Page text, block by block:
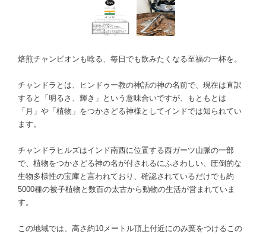
焙煎チャンピオンも唸る、毎日でも飲みたくなる至福の一杯を。
チャンドラとは、ヒンドゥー教の神話の神の名前で、現在は直訳
すると「明るさ、輝き」という意味合いですが、もともとは
「月」や「植物」をつかさどる神様としてインドでは知られてい
ます。
チャンドラヒルズはインド南西に位置する西ガーツ山脈の一部
で、植物をつかさどる神の名が付されるにふさわしい、圧倒的な
生物多様性の宝庫と言われており、確認されているだけでも約
5000種の被子植物と数百の太古から動物の生活が営まれていま
す。
この地域では、高さ約10メートル頂上付近にのみ葉をつけるこの